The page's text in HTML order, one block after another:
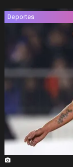
Deportes